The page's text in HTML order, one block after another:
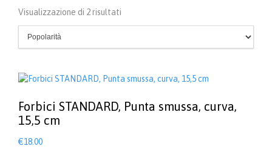
Visualizzazione di 2 risultati
Forbici STANDARD, Punta smussa, curva,
15,5 cm
€18.00